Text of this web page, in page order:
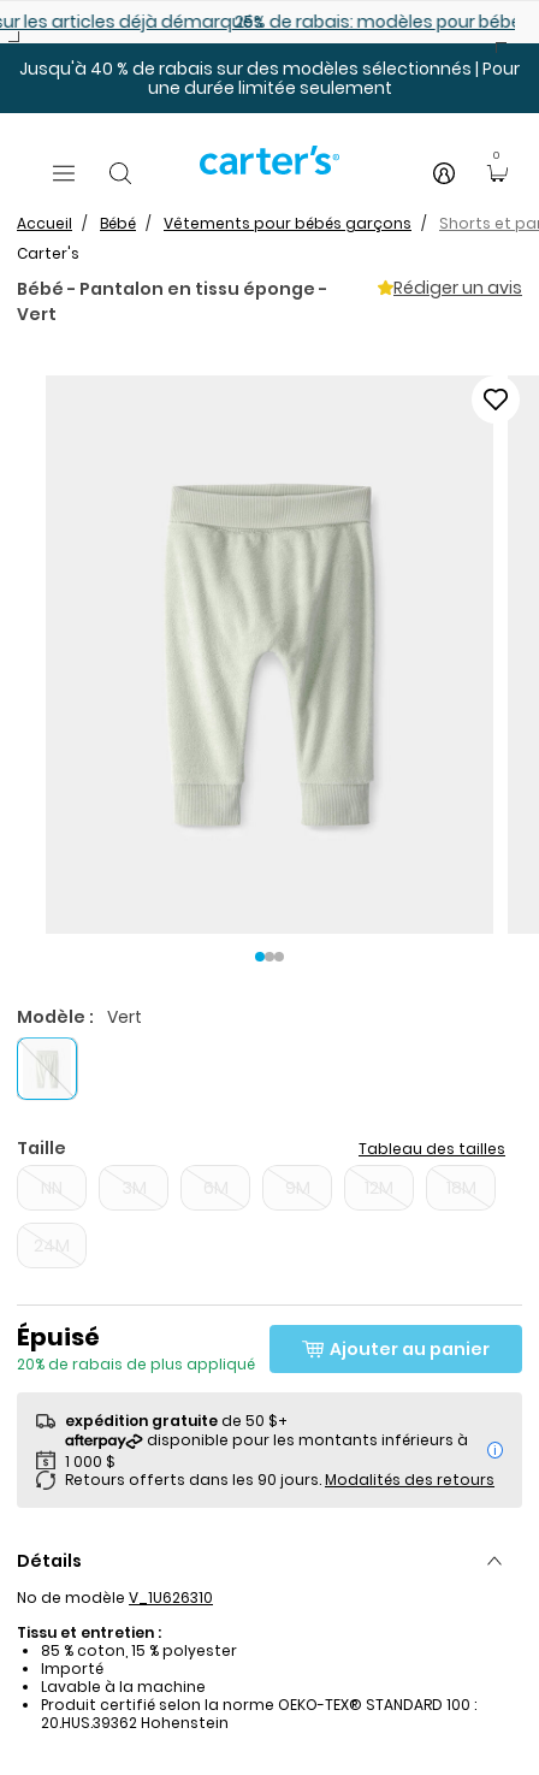
démarqués25% de rabais: modèles pour bébé
Jusqu'à 40 % de rabais sur des modèles sélectionnés | Pour
une durée limitée seulement
0
Accueil Bébé Vêtements pour bébés garçons
Shorts et
Carter's
Bébé - Pantalon en tissu éponge -
Vert
Rédiger un avis
Modèle : Vert
Taille Tableau des tailles
Prix de solde
Épuisé
20% de rabais de plus appliqué
Ajouter au panier
expédition gratuitede 50 $+
i
Retours offerts dans les 90 jours.Modalités des retours
Détails
No de modèle V_1U626310
Tissu et entretien :
85 % coton, 15 % polyester
Importé
Lavable à la machine
Produit certifié selon la norme OEKO-TEX® STANDARD 100 :
20.HUS.39362 Hohenstein